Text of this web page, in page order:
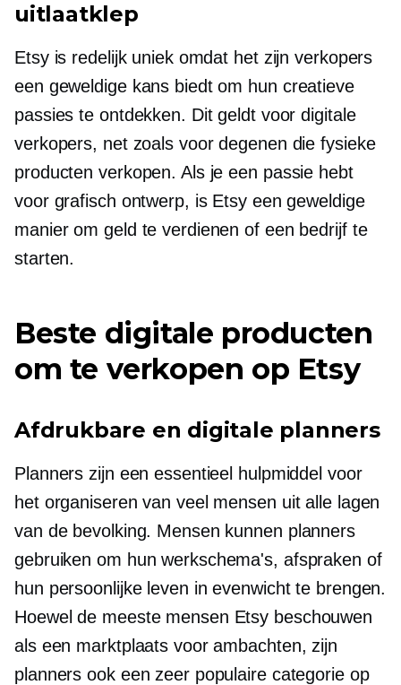
uitlaatklep
Etsy is redelijk uniek omdat het zijn verkopers
een geweldige kans biedt om hun creatieve
passies te ontdekken. Dit geldt voor digitale
verkopers, net zoals voor degenen die fysieke
producten verkopen. Als je een passie hebt
voor grafisch ontwerp, is Etsy een geweldige
manier om geld te verdienen of een bedrijf te
starten.
Beste digitale producten
om te verkopen op Etsy
Afdrukbare en digitale planners
Planners zijn een essentieel hulpmiddel voor
het organiseren van veel mensen uit alle lagen
van de bevolking. Mensen kunnen planners
gebruiken om hun werkschema's, afspraken of
hun persoonlijke leven in evenwicht te brengen.
Hoewel de meeste mensen Etsy beschouwen
als een marktplaats voor ambachten, zijn
planners ook een zeer populaire categorie op